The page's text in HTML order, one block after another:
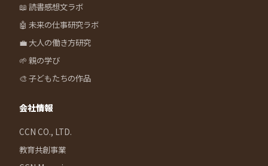
📖 読書感想文ラボ
🤖 未来の仕事研究ラボ
💼 大人の働き方研究
🌱 親の学び
🎨 子どもたちの作品
会社情報
CCN CO., LTD.
教育共創事業